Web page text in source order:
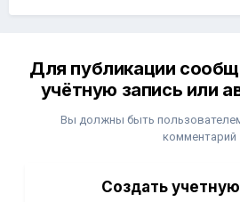
Для публикации
учётную запись или
Вы должны быть
комментарий
Создать